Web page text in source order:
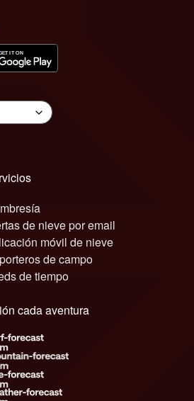
de nieve por email
móvil de nieve
de campo
de tiempo
cada aventura